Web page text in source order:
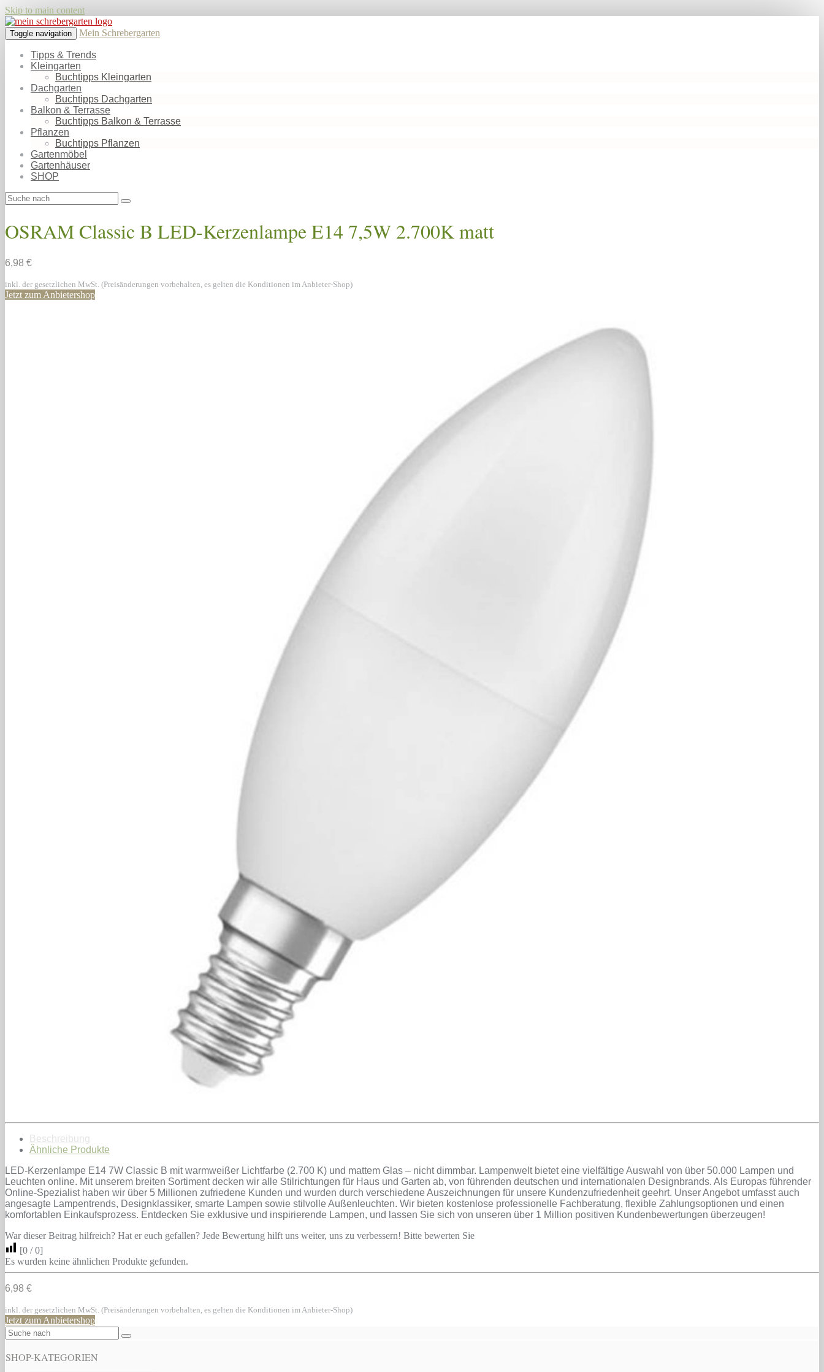
Skip to main content
Toggle navigation Mein Schrebergarten
Tipps & Trends
Kleingarten
Buchtipps Kleingarten
Dachgarten
Buchtipps Dachgarten
Balkon & Terrasse
Buchtipps Balkon & Terrasse
Pflanzen
Buchtipps Pflanzen
Gartenmöbel
Gartenhäuser
SHOP
OSRAM Classic B LED-Kerzenlampe E14 7,5W 2.700K matt
6,98 €
inkl. der gesetzlichen MwSt. (Preisänderungen vorbehalten, es gelten die Konditionen im Anbieter-Shop)
Jetzt zum Anbietershop
Beschreibung
Ähnliche Produkte
LED-Kerzenlampe E14 7W Classic B mit warmweißer Lichtfarbe (2.700 K) und mattem Glas – nicht dimmbar. Lampenwelt bietet eine vielfältige Auswahl von über 50.000 Lampen und
Leuchten online. Mit unserem breiten Sortiment decken wir alle Stilrichtungen für Haus und Garten ab, von führenden deutschen und internationalen Designbrands. Als Europas führender
Online-Spezialist haben wir über 5 Millionen zufriedene Kunden und wurden durch verschiedene Auszeichnungen für unsere Kundenzufriedenheit geehrt. Unser Angebot umfasst auch
angesagte Lampentrends, Designklassiker, smarte Lampen sowie stilvolle Außenleuchten. Wir bieten kostenlose professionelle Fachberatung, flexible Zahlungsoptionen und einen
komfortablen Einkaufsprozess. Entdecken Sie exklusive und inspirierende Lampen, und lassen Sie sich von unseren über 1 Million positiven Kundenbewertungen überzeugen!
War dieser Beitrag hilfreich? Hat er euch gefallen? Jede Bewertung hilft uns weiter, uns zu verbessern! Bitte bewerten Sie
[0 /0]
Es wurden keine ähnlichen Produkte gefunden.
6,98 €
inkl. der gesetzlichen MwSt. (Preisänderungen vorbehalten, es gelten die Konditionen im Anbieter-Shop)
Jetzt zum Anbietershop
SHOP-KATEGORIEN